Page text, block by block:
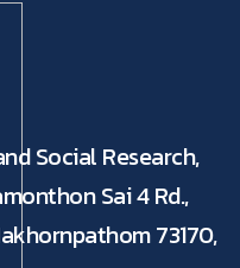
Social Research,
Sai 4 Rd.,
73170,